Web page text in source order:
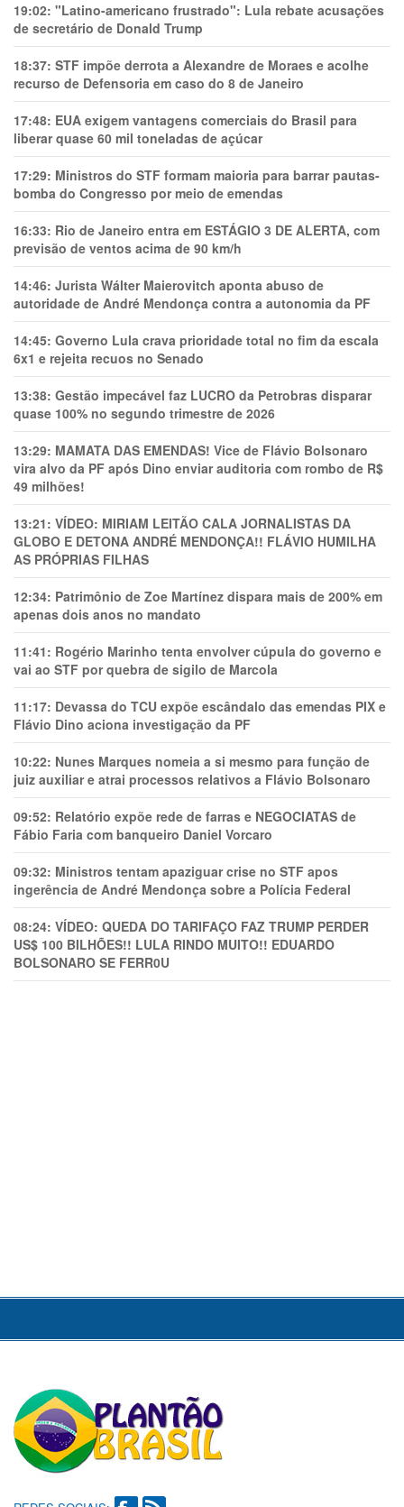
19:02: "Latino-americano frustrado": Lula rebate acusações
de secretário de Donald Trump
18:37: STF impõe derrota a Alexandre de Moraes e acolhe
recurso de Defensoria em caso do 8 de Janeiro
17:48: EUA exigem vantagens comerciais do Brasil para
liberar quase 60 mil toneladas de açúcar
17:29: Ministros do STF formam maioria para barrar pautas-
bomba do Congresso por meio de emendas
16:33: Rio de Janeiro entra em ESTÁGIO 3 DE ALERTA, com
previsão de ventos acima de 90 km/h
14:46: Jurista Wálter Maierovitch aponta abuso de
autoridade de André Mendonça contra a autonomia da PF
14:45: Governo Lula crava prioridade total no fim da escala
6x1 e rejeita recuos no Senado
13:38: Gestão impecável faz LUCRO da Petrobras disparar
quase 100% no segundo trimestre de 2026
13:29: MAMATA DAS EMENDAS! Vice de Flávio Bolsonaro
vira alvo da PF após Dino enviar auditoria com rombo de R$
49 milhões!
13:21: VÍDEO: MIRIAM LEITÃO CALA JORNALISTAS DA
GLOBO E DETONA ANDRÉ MENDONÇA!! FLÁVIO HUMILHA
AS PRÓPRIAS FILHAS
12:34: Patrimônio de Zoe Martínez dispara mais de 200% em
apenas dois anos no mandato
11:41: Rogério Marinho tenta envolver cúpula do governo e
vai ao STF por quebra de sigilo de Marcola
11:17: Devassa do TCU expõe escândalo das emendas PIX e
Flávio Dino aciona investigação da PF
10:22: Nunes Marques nomeia a si mesmo para função de
juiz auxiliar e atrai processos relativos a Flávio Bolsonaro
09:52: Relatório expõe rede de farras e NEGOCIATAS de
Fábio Faria com banqueiro Daniel Vorcaro
09:32: Ministros tentam apaziguar crise no STF apos
ingerência de André Mendonça sobre a Polícia Federal
08:24: VÍDEO: QUEDA DO TARIFAÇO FAZ TRUMP PERDER
US$ 100 BILHÕES!! LULA RINDO MUITO!! EDUARDO
BOLSONARO SE FERR0U